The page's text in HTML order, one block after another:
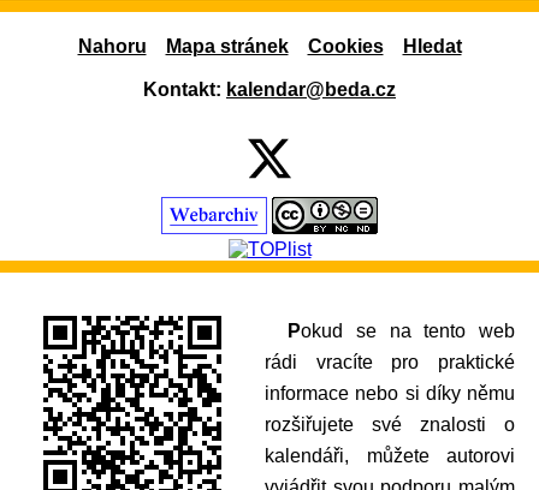
Nahoru Mapa stránek Cookies Hledat
Kontakt: kalendar@beda.cz
Pokud se na tento web
rádi vracíte pro praktické
informace nebo si díky němu
rozšiřujete své znalosti o
kalendáři, můžete autorovi